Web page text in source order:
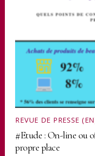
REVUE DE PRESSE
#Etude : On-line ou
propre place